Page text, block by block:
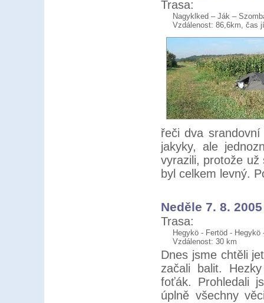
Trasa:
Nagyklked – Ják –
Vzdálenost: 86,6km, čas
řeči dva
jakyky, ale
vyrazili, protože
byl celkem levný.
Neděle 7. 8. 2005
Trasa:
Hegykö - Fertöd -
Vzdálenost: 30 km
Dnes jsme chtěli
začali balit.
foťák. Prohledali
úplně všechny